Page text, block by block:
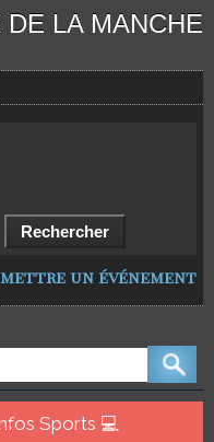
LA MANCHE
un événement
Sports 💻